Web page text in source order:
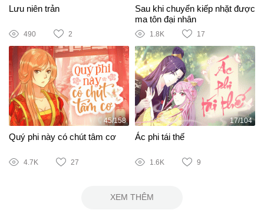
Lưu niên trản
490 2
Sau khi chuyển kiếp nhặt được
ma tôn đại nhân
1.8K 17
45/158
Quý phi này có chút tâm cơ
4.7K 27
17/104
Ác phi tái thế
1.6K 9
XEM THÊM